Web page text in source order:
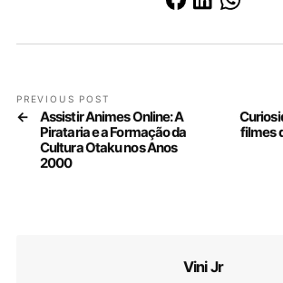
PREVIOUS POST
Assistir Animes Online: A
Pirataria e a Formação da
Cultura Otaku nos Anos
2000
filmes
Vini Jr